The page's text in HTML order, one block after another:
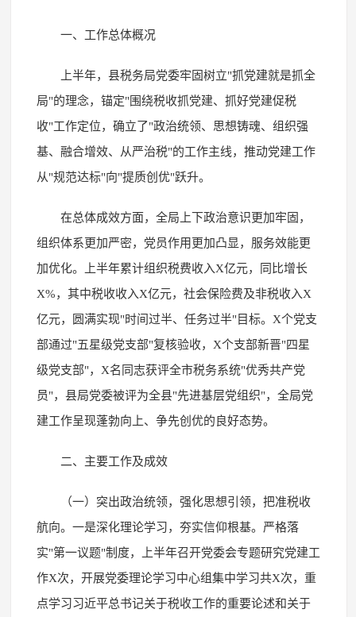
一、工作总体概况
上半年，县税务局党委牢固树立"抓党建就是抓全
局"的理念，锚定"围绕税收抓党建、抓好党建促税
收"工作定位，确立了"政治统领、思想铸魂、组织强
基、融合增效、从严治税"的工作主线，推动党建工作
从"规范达标"向"提质创优"跃升。
在总体成效方面，全局上下政治意识更加牢固，
组织体系更加严密，党员作用更加凸显，服务效能更
加优化。上半年累计组织税费收入X亿元，同比增长
X%，其中税收收入X亿元，社会保险费及非税收入X
亿元，圆满实现"时间过半、任务过半"目标。X个党支
部通过"五星级党支部"复核验收，X个支部新晋"四星
级党支部"，X名同志获评全市税务系统"优秀共产党
员"，县局党委被评为全县"先进基层党组织"，全局党
建工作呈现蓬勃向上、争先创优的良好态势。
二、主要工作及成效
（一）突出政治统领，强化思想引领，把准税收
航向。一是深化理论学习，夯实信仰根基。严格落
实"第一议题"制度，上半年召开党委会专题研究党建工
作X次，开展党委理论学习中心组集中学习共X次，重
点学习习近平总书记关于税收工作的重要论述和关于